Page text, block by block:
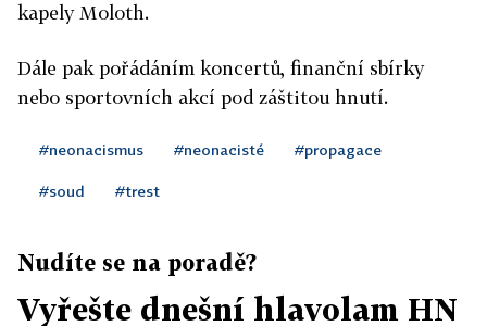
kapely Moloth.
Dále pak pořádáním koncertů, finanční sbírky
nebo sportovních akcí pod záštitou hnutí.
#neonacismus #neonacisté #propagace
#soud #trest
Nudíte se na poradě?
Vyřešte dnešní hlavolam HN